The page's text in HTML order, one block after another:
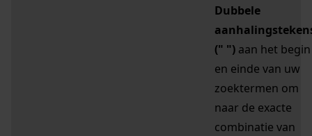
Dubbele
(" ") aan het begin
en einde van uw
zoektermen om
naar de exacte
combinatie van